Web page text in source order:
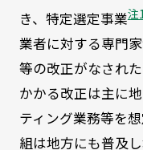
き、特定選定事業注
業者に対する専門
等の改正がなされ
かかる改正は主に
ティング業務等を
組は地方にも普及